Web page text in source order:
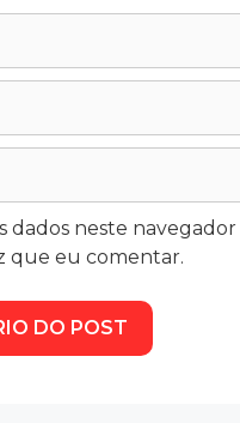
dados neste navegador
que eu comentar.